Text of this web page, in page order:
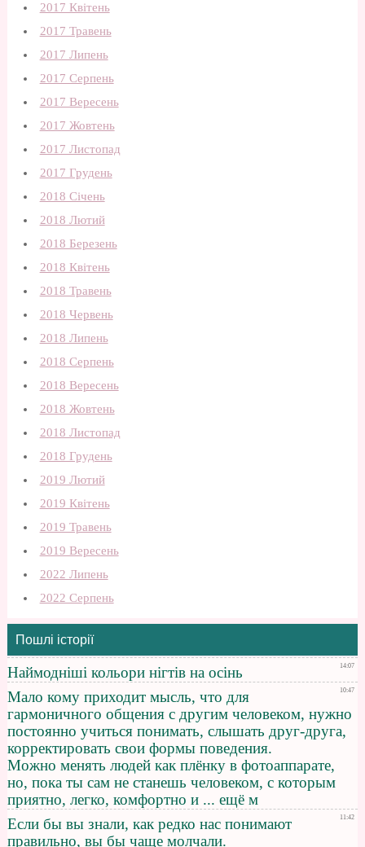
2017 Квітень
2017 Травень
2017 Липень
2017 Серпень
2017 Вересень
2017 Жовтень
2017 Листопад
2017 Грудень
2018 Січень
2018 Лютий
2018 Березень
2018 Квітень
2018 Травень
2018 Червень
2018 Липень
2018 Серпень
2018 Вересень
2018 Жовтень
2018 Листопад
2018 Грудень
2019 Лютий
2019 Квітень
2019 Травень
2019 Вересень
2022 Липень
2022 Серпень
Пошлі історії